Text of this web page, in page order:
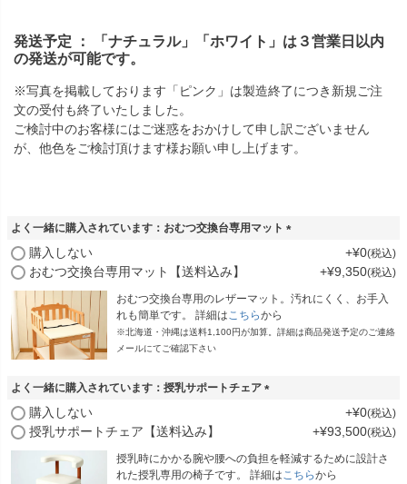
発送予定 ： 「ナチュラル」「ホワイト」は３営業日以内
の発送が可能です。
※写真を掲載しております「ピンク」は製造終了につき新規ご注
文の受付も終了いたしました。
ご検討中のお客様にはご迷惑をおかけして申し訳ございません
が、他色をご検討頂けます様お願い申し上げます。
よく一緒に購入されています：おむつ交換台専用マット
購入しない +¥0 税込
おむつ交換台専用マット【送料込み】 +¥9,350 税込
おむつ交換台専用のレザーマット。汚れにくく、お手入
れも簡単です。 詳細はこちらから
※北海道・沖縄は送料1,100円が加算。詳細は商品発送予定のご連絡
メールにてご確認下さい
よく一緒に購入されています：授乳サポートチェア
)
購入しない +¥0 税込
授乳サポートチェア【送料込み】 +¥93,500 税込
授乳時にかかる腕や腰への負担を軽減するために設計さ
れた授乳専用の椅子です。 詳細はこちらから